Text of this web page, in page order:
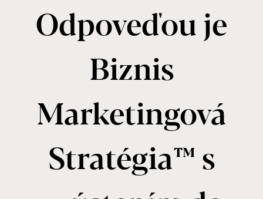
Odpoveďou je
Biznis
Marketingová
Stratégia™ s